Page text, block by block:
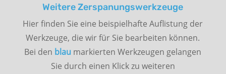
Weitere Zerspanungswerkzeuge
Hier finden Sie eine beispielhafte Auflistung der
Werkzeuge, die wir für Sie bearbeiten können.
Bei den blau markierten Werkzeugen gelangen
Sie durch einen Klick zu weiteren